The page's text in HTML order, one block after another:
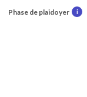
Phase de plaidoyer i